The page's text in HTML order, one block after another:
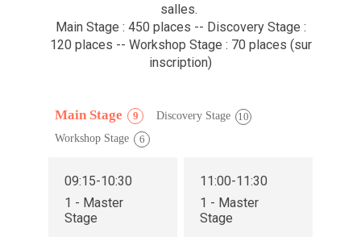
salles.
Main Stage : 450 places -- Discovery Stage :
120 places -- Workshop Stage : 70 places (sur
inscription)
Main Stage 9 Discovery Stage
10
Workshop Stage
6
09:15-10:30
1 - Master
Stage
11:00-11:30
1 - Master
Stage